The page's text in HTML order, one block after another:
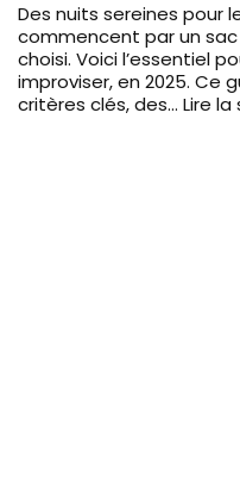
Des nuits sereines pour
commencent par un
choisi. Voici l’essentiel
improviser, en 2025. Ce
critères clés, des… Lire la